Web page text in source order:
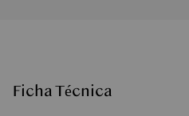
Ficha Técnica